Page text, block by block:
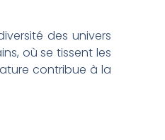
des univers
où se tissent les
contribue à la